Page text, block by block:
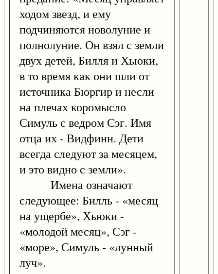
ходом звезд, и ему
подчиняются новолуние и
полнолуние. Он взял с земли
двух детей, Билля и Хьюки,
в то время как они шли от
источника Бюргир и несли
на плечах коромысло
Симуль с ведром Сэг. Имя
отца их - Видфинн. Дети
всегда следуют за месяцем,
и это видно с земли».
Имена означают
следующее: Билль - «месяц
на ущербе», Хьюки -
«молодой месяц», Сэг -
«море», Симуль - «лунный
луч».